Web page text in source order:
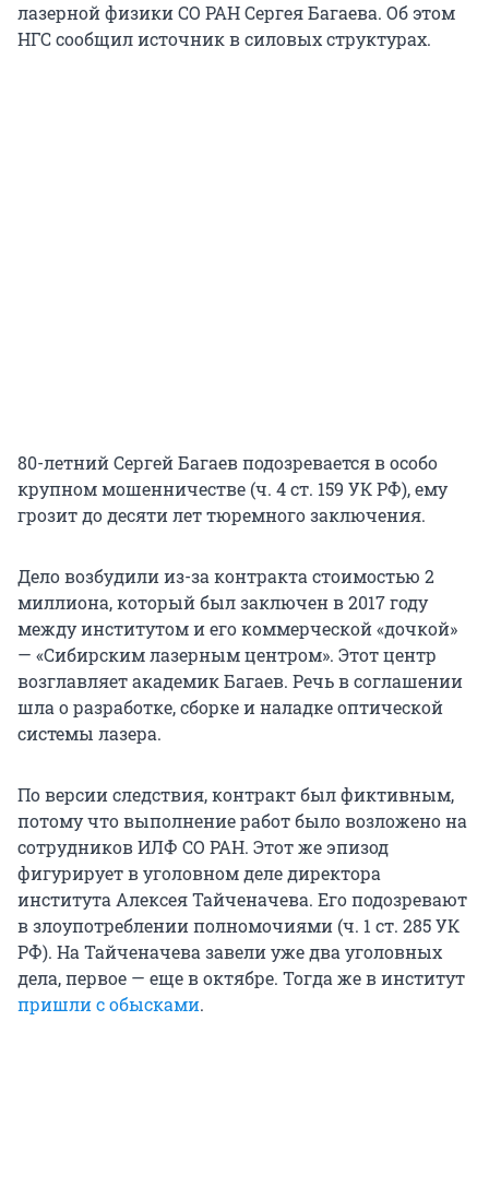
лазерной физики СО РАН Сергея Багаева. Об этом
НГС сообщил источник в силовых структурах.
80-летний Сергей Багаев подозревается в особо
крупном мошенничестве (ч. 4 ст. 159 УК РФ), ему
грозит до десяти лет тюремного заключения.
Дело возбудили из-за контракта стоимостью 2
миллиона, который был заключен в 2017 году
между институтом и его коммерческой «дочкой»
— «Сибирским лазерным центром». Этот центр
возглавляет академик Багаев. Речь в соглашении
шла о разработке, сборке и наладке оптической
системы лазера.
По версии следствия, контракт был фиктивным,
потому что выполнение работ было возложено на
сотрудников ИЛФ СО РАН. Этот же эпизод
фигурирует в уголовном деле директора
института Алексея Тайченачева. Его подозревают
в злоупотреблении полномочиями (ч. 1 ст. 285 УК
РФ). На Тайченачева завели уже два уголовных
дела, первое — еще в октябре. Тогда же в институт
пришли с обысками.